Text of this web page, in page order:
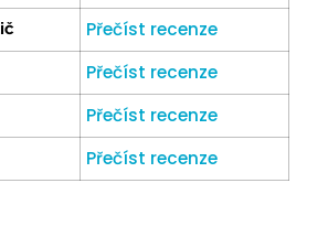
Přečíst recenze
Přečíst recenze
Přečíst recenze
Přečíst recenze